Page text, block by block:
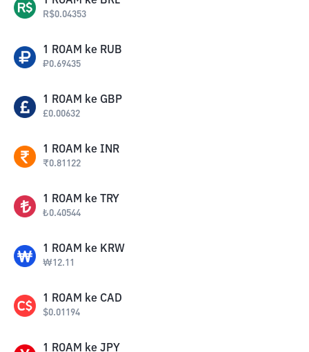
R$0.04353
1 ROAM ke RUB
₽0.69435
1 ROAM ke GBP
£0.00632
1 ROAM ke INR
₹0.81122
1 ROAM ke TRY
₺0.40544
1 ROAM ke KRW
₩12.11
1 ROAM ke CAD
$0.01194
1 ROAM ke JPY